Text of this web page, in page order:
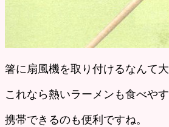
箸に扇風機を取り付けるなんて大
これなら熱いラーメンも食べや
携帯できるのも便利ですね。